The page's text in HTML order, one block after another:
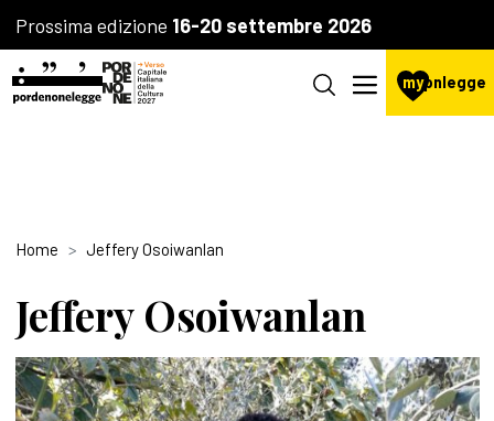
Prossima edizione 16-20 settembre 2026
mypnlegge
Home Jeffery Osoiwanlan
Jeffery Osoiwanlan